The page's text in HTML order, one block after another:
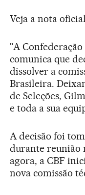
Veja a nota
"A
comunica que
dissolver a
Brasileira.
de Seleções,
e toda a sua
A decisão foi
durante reunião
agora, a CBF
nova comissão